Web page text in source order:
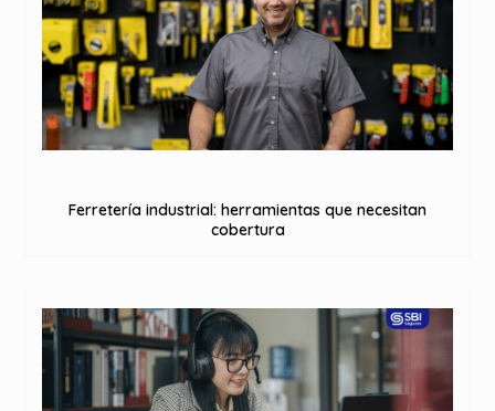
Ferretería industrial: herramientas que necesitan
cobertura